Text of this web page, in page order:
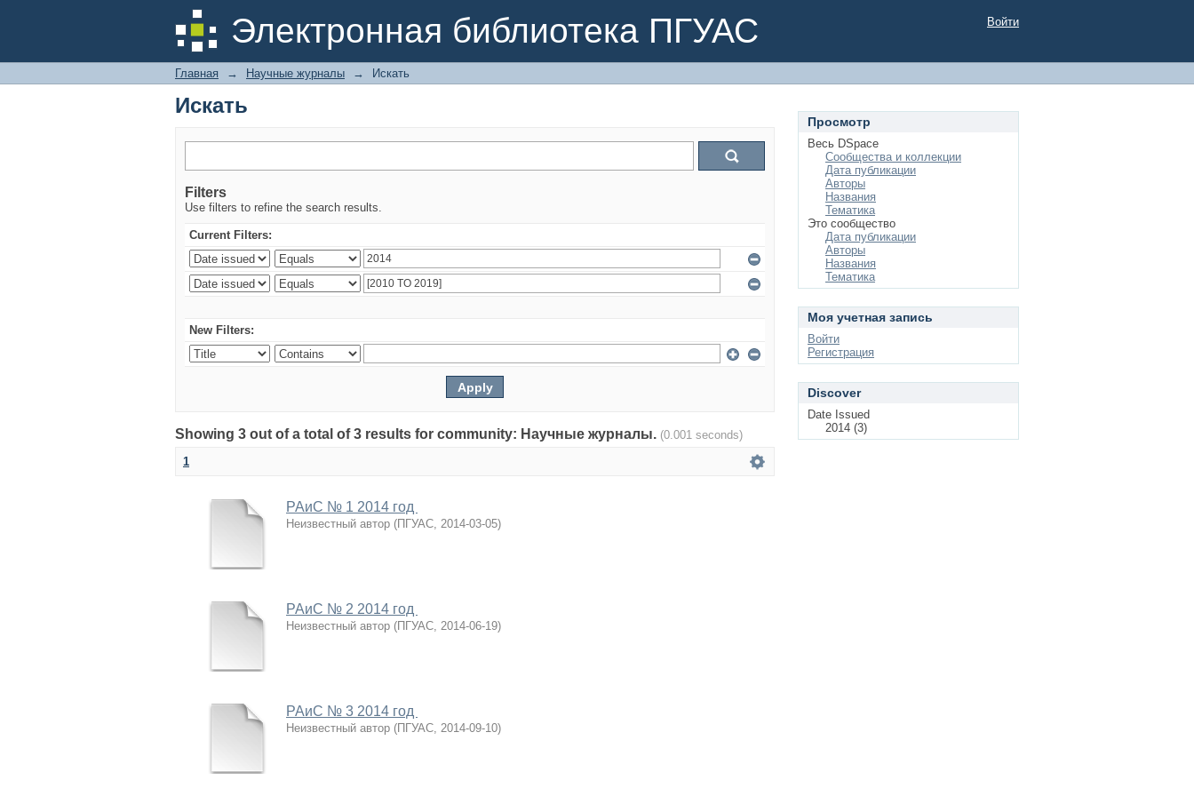
Электронная библиотека ПГУАС
Искать Войти
Главная → Научные журналы → Искать
Искать
Filters
Use filters to refine the search results.
Current Filters:
New Filters:
Showing 3 out of a total of 3 results for community: Научные журналы. (0.001 seconds)
1
РАиС № 1 2014 год
Неизвестный автор (ПГУАС, 2014-03-05)
РАиС № 2 2014 год
Неизвестный автор (ПГУАС, 2014-06-19)
РАиС № 3 2014 год
Неизвестный автор (ПГУАС, 2014-09-10)
Просмотр
Весь DSpace
Сообщества и коллекции
Дата публикации
Авторы
Названия
Тематика
Это сообщество
Дата публикации
Авторы
Названия
Тематика
Моя учетная запись
Войти
Регистрация
Discover
Date Issued
2014 (3)